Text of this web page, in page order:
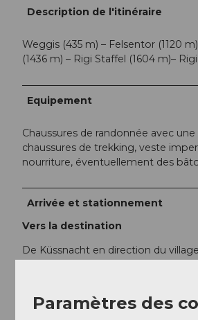
Description de l'itinéraire
Weggis (435 m) – Felsentor (1120
(1436 m) – Rigi Staffel (1604 m)–
Equipement
Chaussures de randonnée avec
chaussures de trekking, veste
nourriture, éventuellement des
Arrivée et stationnement
Vers la destination
De Küssnacht en direction du
Cependant, nous recommandons
Paramètres des